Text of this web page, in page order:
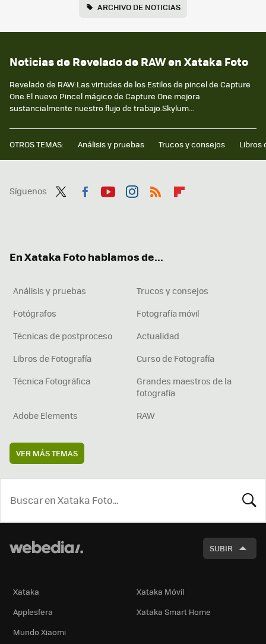
ARCHIVO DE NOTICIAS
Noticias de Revelado de RAW en Xataka Foto
Revelado de RAW:Las virtudes de los Estilos de pincel de Capture
One.El nuevo Pincel mágico de Capture One mejora
sustancialmente nuestro flujo de trabajo.Skylum...
OTROS TEMAS: Análisis y pruebas Trucos y consejos Libros
Síguenos
En Xataka Foto hablamos de...
Análisis y pruebas
Trucos y consejos
Fotógrafos
Fotografía móvil
Técnicas de postproceso
Actualidad
Libros de Fotografía
Curso de Fotografía
Técnica Fotográfica
Grandes maestros de la
fotografía
Adobe Elements
RAW
VER MÁS TEMAS
SUBIR
Xataka
Xataka Móvil
Applesfera
Xataka Smart Home
Mundo Xiaomi